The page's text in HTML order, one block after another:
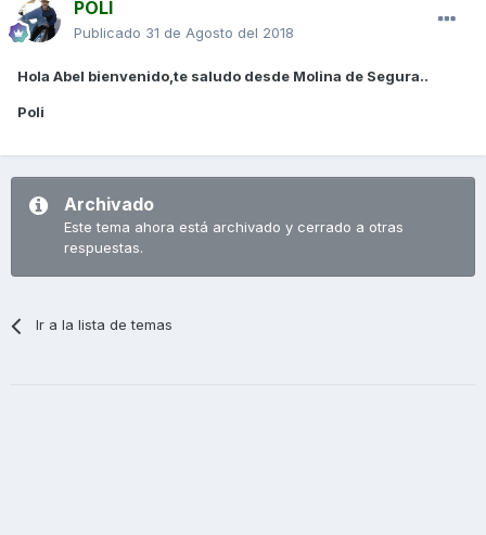
POLI
Publicado 31 de Agosto del 2018
Hola Abel bienvenido,te saludo desde Molina de Segura..
Poli
Archivado
Este tema ahora está archivado y cerrado a otras
respuestas.
Ir a la lista de temas